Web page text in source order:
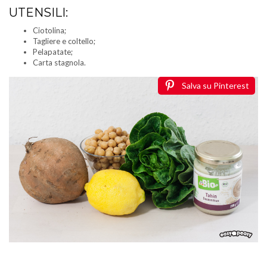
UTENSILI:
Ciotolina;
Tagliere e coltello;
Pelapatate;
Carta stagnola.
Salva su Pinterest